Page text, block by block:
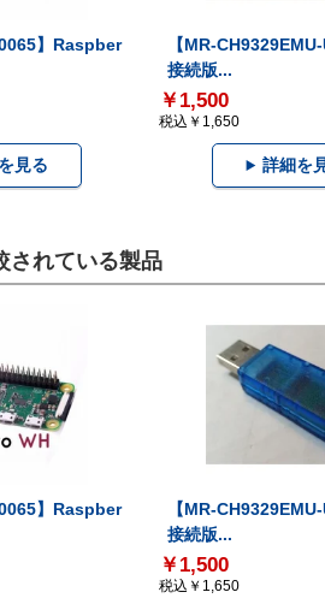
】Raspber
見る
【MR-
接続版...
￥1,500
税込￥1,650
詳細を
されている製品
】Raspber
【MR-
接続版...
￥1,500
税込￥1,650